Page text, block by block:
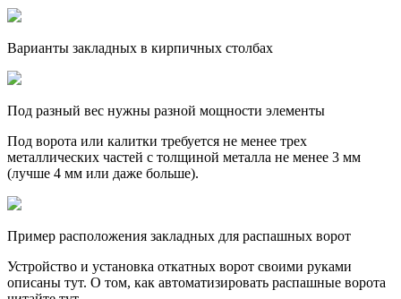
Варианты закладных в кирпичных столбах
Под разный вес нужны разной мощности элементы
Под ворота или калитки требуется не менее трех
металлических частей с толщиной металла не менее 3 мм
(лучше 4 мм или даже больше).
Пример расположения закладных для распашных ворот
Устройство и установка откатных ворот своими руками
описаны тут. О том, как автоматизировать распашные ворота